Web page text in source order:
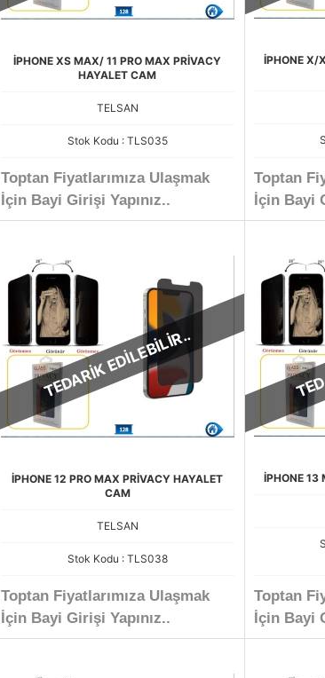
İPHONE XS MAX/ 11 PRO MAX PRİVACY
HAYALET CAM
TELSAN
Stok Kodu : TLS035
Toptan Fiyatlarımıza Ulaşmak
İçin Bayi Girişi Yapınız..
İPHONE X/
Toptan
İçin Bayi
TEDARİK EDİLEBİLİR..
İPHONE 12 PRO MAX PRİVACY HAYALET
CAM
TELSAN
Stok Kodu : TLS038
Toptan Fiyatlarımıza Ulaşmak
İçin Bayi Girişi Yapınız..
İPHONE 13
Toptan
İçin Bayi